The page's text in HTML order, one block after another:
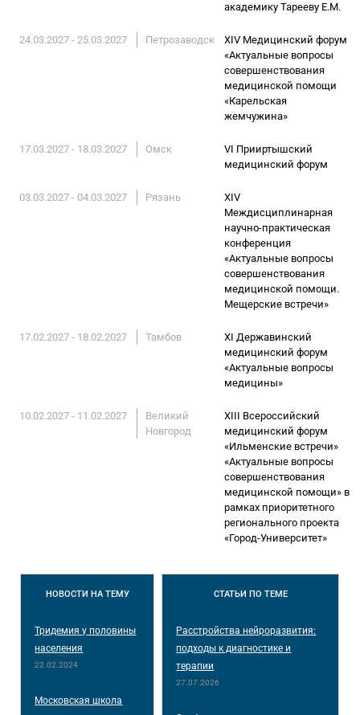
академику Тарееву Е.М.
24.03.2027 - 25.03.2027 Петрозаводск
XIV Медицинский форум
«Актуальные вопросы
совершенствования
медицинской помощи
«Карельская
жемчужина»
17.03.2027 - 18.03.2027 Омск
VI Прииртышский
медицинский форум
03.03.2027 - 04.03.2027 Рязань
XIV
Междисциплинарная
научно-практическая
конференция
«Актуальные вопросы
совершенствования
медицинской помощи.
Мещерские встречи»
17.02.2027 - 18.02.2027 Тамбов
XI Державинский
медицинский форум
«Актуальные вопросы
медицины»
10.02.2027 - 11.02.2027
Великий
Новгород
XIII Всероссийский
медицинский форум
«Ильменские встречи»
«Актуальные вопросы
совершенствования
медицинской помощи» в
рамках приоритетного
регионального проекта
«Город-Университет»
НОВОСТИ НА ТЕМУ
Тридемия у половины
населения
22.02.2024
Московская школа
СТАТЬИ ПО ТЕМЕ
Расстройства нейроразвития:
подходы к диагностике и
терапии
27.07.2026